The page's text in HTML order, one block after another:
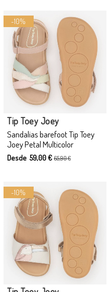
-10%
Sandalias barefoot Tip Toey
Joey Petal Multicolor
Tip Toey Joey
Desde 59,00 € 65,90 €
-10%
Producto disponible con otras opciones